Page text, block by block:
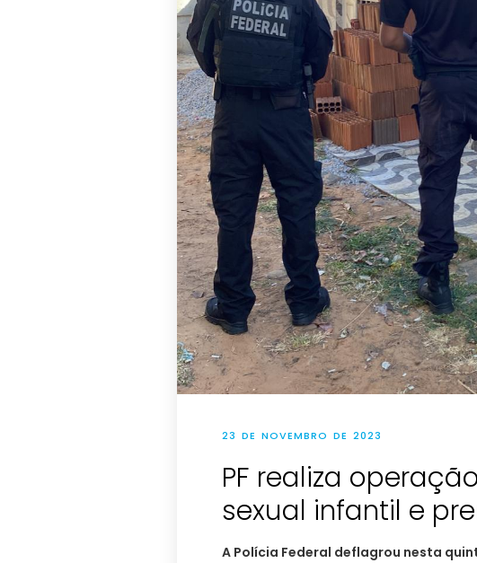
23 DE NOVEMBRO DE 2023
PF realiza
sexual infantil e
A Polícia Federal deflagrou nesta